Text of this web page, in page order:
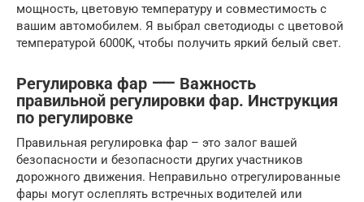
мощность, цветовую температуру и совместимость с
вашим автомобилем. Я выбрал светодиоды с цветовой
температурой 6000K, чтобы получить яркий белый свет.
Регулировка фар ⸺ Важность
правильной регулировки фар. Инструкция
по регулировке
Правильная регулировка фар – это залог вашей
безопасности и безопасности других участников
дорожного движения. Неправильно отрегулированные
фары могут ослеплять встречных водителей или